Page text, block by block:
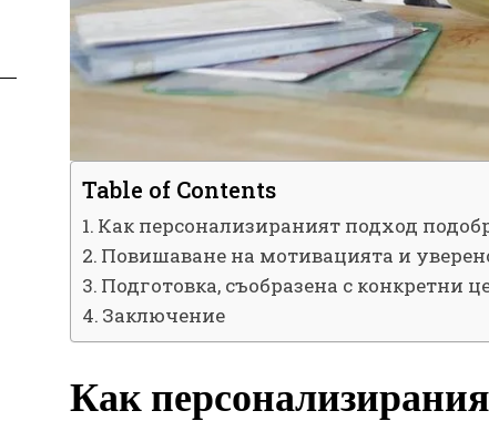
Table of Contents
Как персонализираният подход
Повишаване на мотивацията и
Подготовка, съобразена с конкретни
Заключение
Как